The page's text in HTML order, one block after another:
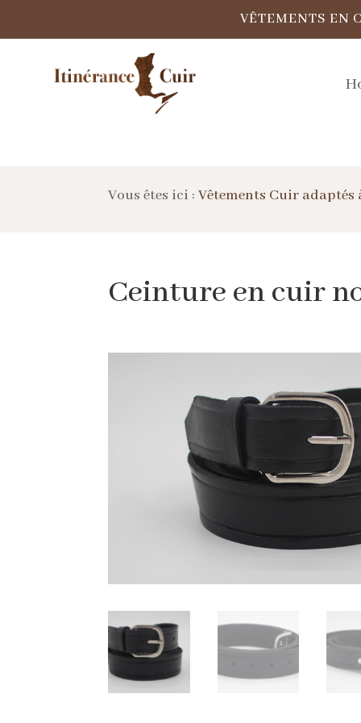
VÊTEMENTS EN
Vous êtes ici : Vêtements Cuir
Ceinture en cuir